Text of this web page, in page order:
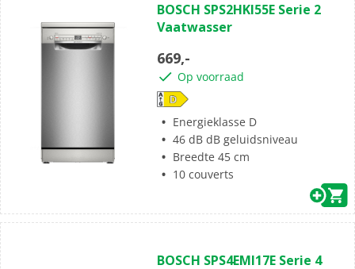
BOSCH SPS2HKI55E Serie 2
Vaatwasser
669,-
Op voorraad
Energieklasse D
46 dB dB geluidsniveau
Breedte 45 cm
10 couverts
BOSCH SPS4EMI17E Serie 4